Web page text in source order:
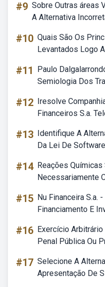
#9 Sobre Outras áreas
A Alternativa
#10 Quais São Os
Levantados Logo
#11
Paulo
Semiologia Dos
#12 Iresolve
Financeiros S.a.
#13 Identifique A
Da Lei De
#14 Reações Químicas
Necessariamente
#15 Nu Financeira S.a.
Financiamento E
#16 Exercício
Penal Pública Ou
#17 Selecione A
Apresentação De